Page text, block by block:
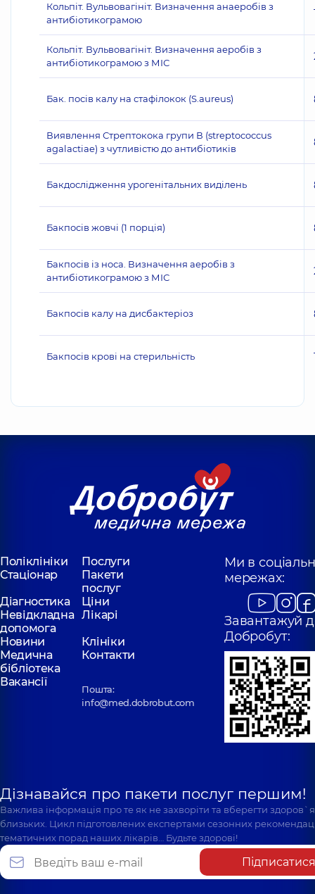
Кольпіт. Вульвовагініт. Визначення анаеробів з
антибіотикограмою
Кольпіт. Вульвовагініт. Визначення аеробів з
антибіотикограмою з МІС
Бак. посів калу на стафілокок (S.aureus)
Виявлення Стрептокока групи В (streptococcus
agalactiae) з чутливістю до антибіотиків
Бакдослідження урогенітальних виділень
Бакпосів жовчі (1 порція)
Бакпосів із носа. Визначення аеробів з
антибіотикограмою з МІС
Бакпосів калу на дисбактеріоз
Бакпосів крові на стерильність
Поліклініки
Послуги
Стаціонар
Пакети
послуг
Діагностика
Ціни
Невідкладна
допомога
Лікарі
Новини
Клініки
Медична
бібліотека
Контакти
Вакансії
Пошта:
info@med.dobrobut.com
Ми в
мережах:
Завантажуй
Добробут:
Дізнавайся про пакети послуг першим!
Важлива інформація про те як не захворіти та вберегти
близьких. Цикл підготовлених експертами сезонних
тематичних порад наших лікарів… Будьте здорові!
Підписатися